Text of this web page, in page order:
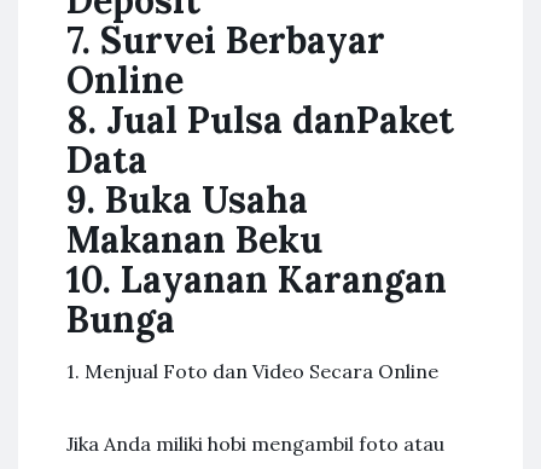
7. Survei Berbayar
Online
8. Jual Pulsa danPaket
Data
9. Buka Usaha
Makanan Beku
10. Layanan Karangan
Bunga
1. Menjual Foto dan Video Secara Online
Jika Anda miliki hobi mengambil foto atau